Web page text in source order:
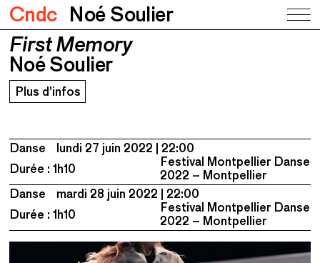
Cndc Noé Soulier
First Memory
Noé Soulier
First Memory
Noé Soulier
Plus d’infos
Danse lundi 27 juin 2022
22:00
Durée : 1h10
Festival Montpellier Danse
2022 – Montpellier
Danse
mardi 28 juin 2022
22:00
Durée : 1h10
Festival Montpellier Danse
2022 – Montpellier